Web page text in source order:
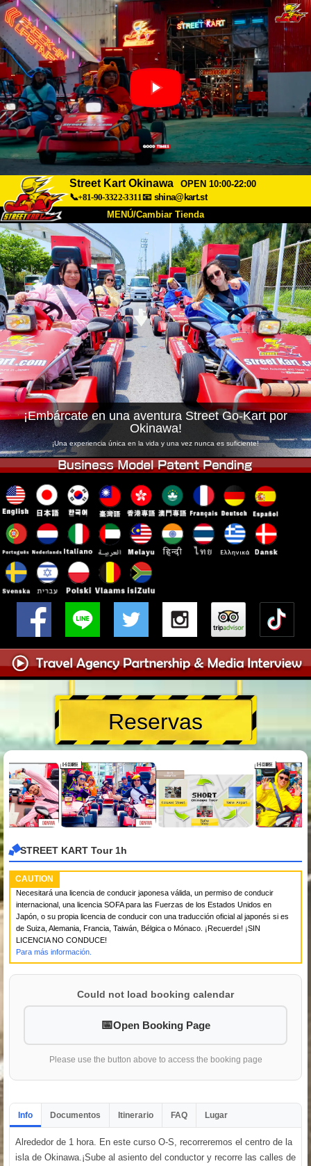
Street Kart Okinawa
OPEN 10:00-22:00
📞+81-90-3322-3311📧 shina@kart.st
MENÚ/Cambiar Tienda
INICIO
Acerca de Especificaciones Precios
Acceso Testimonios Preguntas Frecuentes
Empresa Reservas
Cambiar Tienda
Tokyo Shinagawa Tokyo Akihabara#1
Tokyo Akihabara#2 Tokyo Shibuya
Tokyo Shibuya Annex Tokyo Bay
Tokyo Asakusa Osaka
Okinawa
¡Embárcate en una aventura Street Go-Kart por
Okinawa!
¡Una experiencia única en la vida y una vez nunca es suficiente!
Reservas
STREET KART Tour 1h
CAUTION
Necesitará una licencia de conducir japonesa válida, un permiso de conducir
internacional, una licencia SOFA para las Fuerzas de los Estados Unidos en
Japón, o su propia licencia de conducir con una traducción oficial al japonés si es
de Suiza, Alemania, Francia, Taiwán, Bélgica o Mónaco. ¡Recuerde! ¡SIN
LICENCIA NO CONDUCE!
Para más información.
Could not load booking calendar
Open Booking Page
Please use the button above to access the booking page
Info Documentos Itinerario FAQ Lugar
Alrededor de 1 hora. En este curso O-S, recorreremos el centro de la
isla de Okinawa.¡Sube al asiento del conductor y recorre las calles de